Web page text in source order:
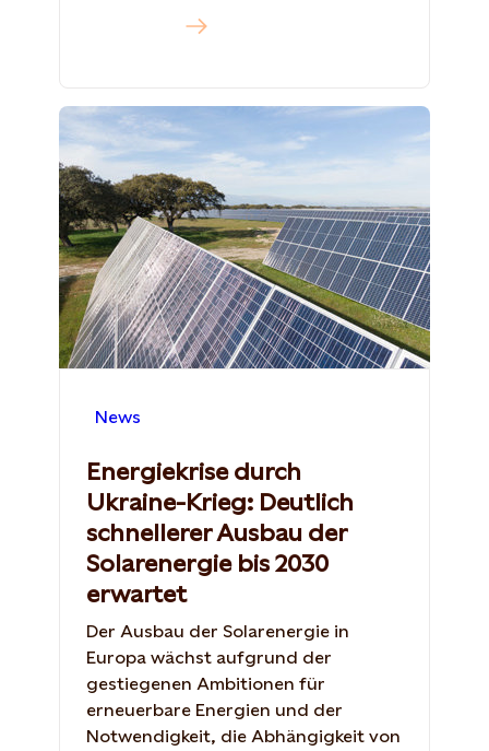
News
Energiekrise durch
Ukraine-Krieg: Deutlich
schnellerer Ausbau der
Solarenergie bis 2030
erwartet
Der Ausbau der Solarenergie in
Europa wächst aufgrund der
gestiegenen Ambitionen für
erneuerbare Energien und der
Notwendigkeit, die Abhängigkeit von